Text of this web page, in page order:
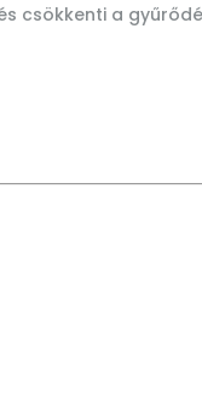
csökkenti a